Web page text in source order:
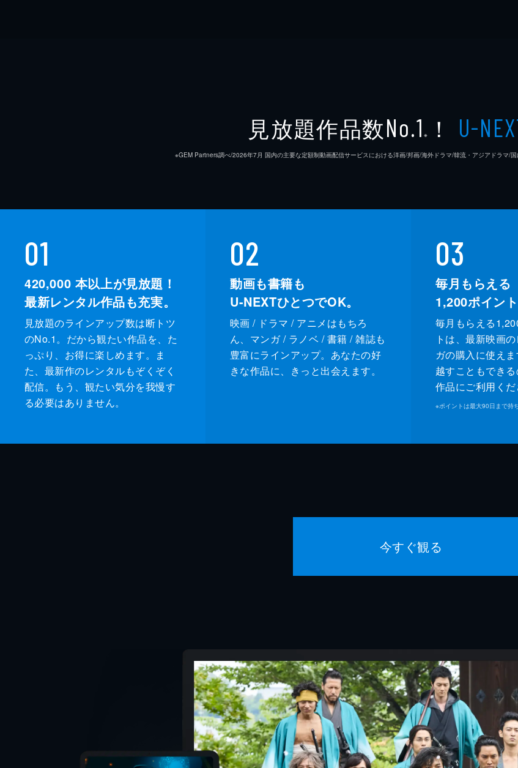
見放題作品数No.1 ※ ！ U-
※GEM Partners調べ/2026年7⽉ 国内の主要な定額制動画配信サービスにおける洋画/邦画/海外ドラマ/韓流・アジアドラマ/国
01
420,000 本以上が見放題！
最新レンタル作品も充実。
見放題のラインアップ数は断トツ
のNo.1。だから観たい作品を、た
っぷり、お得に楽しめます。ま
た、最新作のレンタルもぞくぞく
配信。もう、観たい気分を我慢す
る必要はありません。
02
動画も書籍も
U-NEXTひとつでOK。
映画 / ドラマ / アニメはもちろ
ん、マンガ / ラノベ / 書籍 / 雑誌も
豊富にラインアップ。あなたの好
きな作品に、きっと出会えます。
03
毎月もらえる
1,200ポイン
毎月もらえる
トは、最新映画
ガの購入に使え
越すこともでき
作品にご利用くだ
※ポイントは最大90日まで持
今すぐ観る